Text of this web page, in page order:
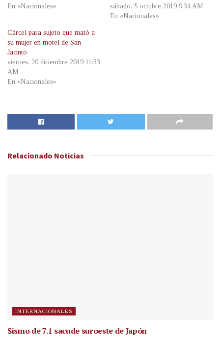
En «Nacionales»
sábado, 5 octubre 2019 9:34 AM
En «Nacionales»
Cárcel para sujeto que mató a
su mujer en motel de San
Jacinto
viernes, 20 diciembre 2019 11:33
AM
En «Nacionales»
Relacionado Noticias
INTERNACIONALES
Sismo de 7.1 sacude suroeste de Japón